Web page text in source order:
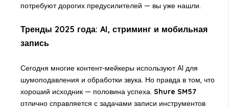
потребуют дорогих предусилителей — вы уже нашли.
Тренды 2025 года: AI, стриминг и мобильная
запись
Сегодня многие контент-мейкеры используют AI для
шумоподавления и обработки звука. Но правда в том, что
хороший исходник — половина успеха. Shure SM57
отлично справляется с задачами записи инструментов